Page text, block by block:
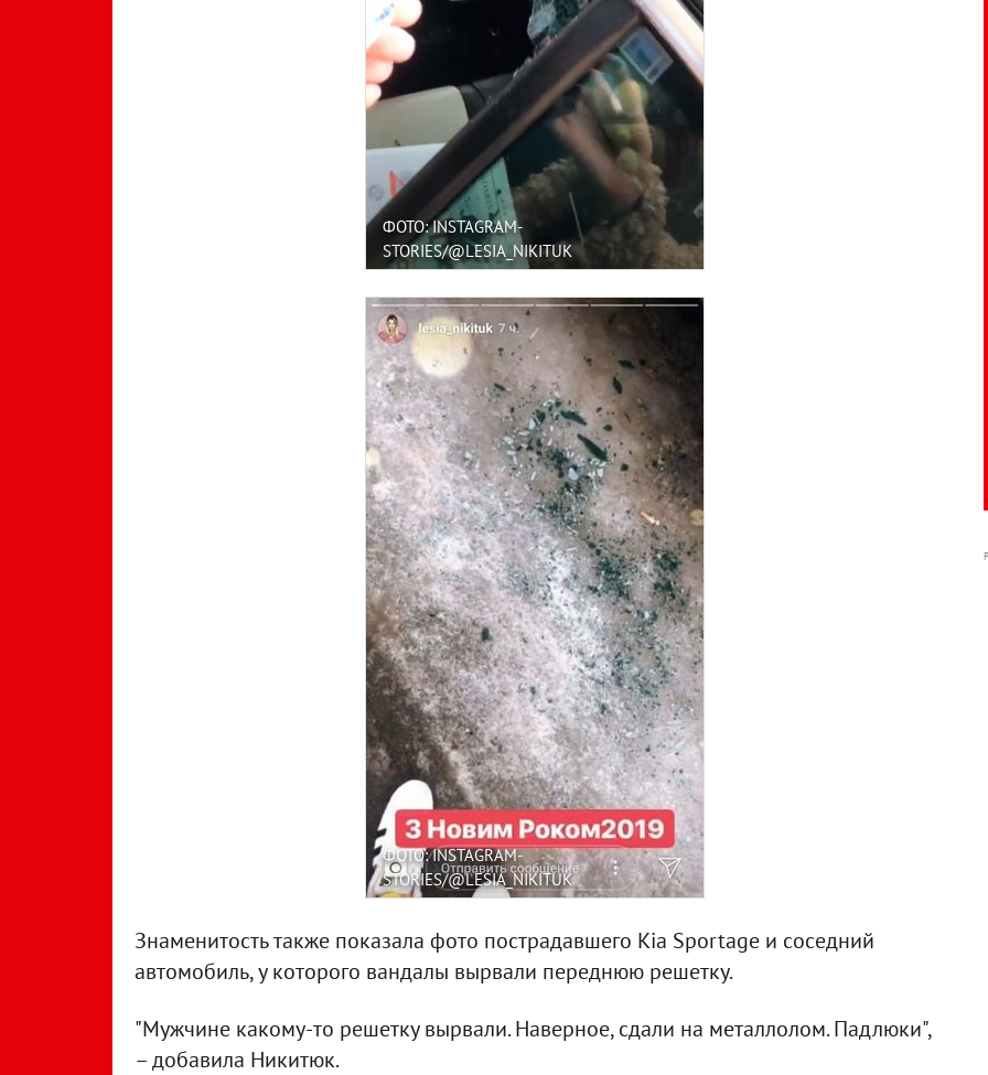
ФОТО: INSTAGRAM-
STORIES/@LESIA_NIKITUK
ФОТО: INSTAGRAM-
STORIES/@LESIA_NIKITUK
Знаменитость также показала фото пострадавшего Kia Sportage и соседний
автомобиль, у которого вандалы вырвали переднюю решетку.
"Мужчине какому-то решетку вырвали. Наверное, сдали на металлолом. Падлюки",
– добавила Никитюк.